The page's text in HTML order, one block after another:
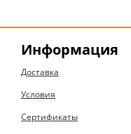
Информация
Доставка
Условия
Сертификаты